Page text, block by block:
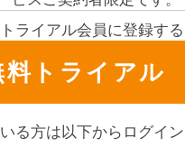
ライアル会員に登録す
料トライアル
る方は以下からログイン